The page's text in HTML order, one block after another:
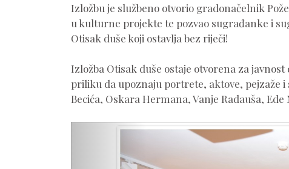
Izložbu je službeno otvorio gradonačelnik
u kulturne projekte te pozvao sugrađanke i
Otisak duše koji ostavlja bez riječi!
Izložba Otisak duše ostaje otvorena za
priliku da upoznaju portrete, aktove, pejzaže
Becića, Oskara Hermana, Vanje Radauša,